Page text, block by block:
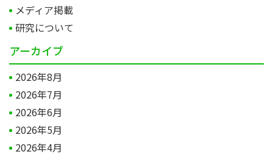
メディア掲載
研究について
アーカイブ
2026年8月
2026年7月
2026年6月
2026年5月
2026年4月